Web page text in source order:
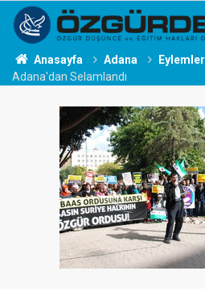
Anasayfa Adana Eylemler
Adana'dan Selamlandı